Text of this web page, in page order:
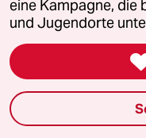
Leitlinie Informant
Seitenwende
eine Kampagne, die
und Jugendorte